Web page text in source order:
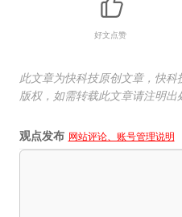
好文点赞
此文章为快科技原创文章，快
版权，如需转载此文章请注明出
观点发布 网站评论、账号管理说明